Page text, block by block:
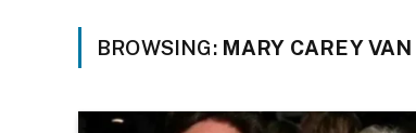
BROWSING: MARY CAREY